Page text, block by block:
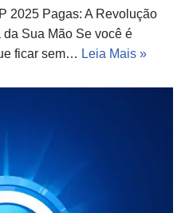
2025 Pagas: A Revolução
Sua Mão Se você é
ficar sem… Leia Mais »